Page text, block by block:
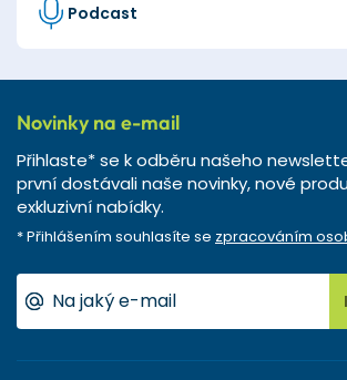
Podcast
Novinky na e-mail
Přihlaste* se k odběru našeho
první dostávali naše novinky, nové
exkluzivní nabídky.
* Přihlášením souhlasíte se zpracováním